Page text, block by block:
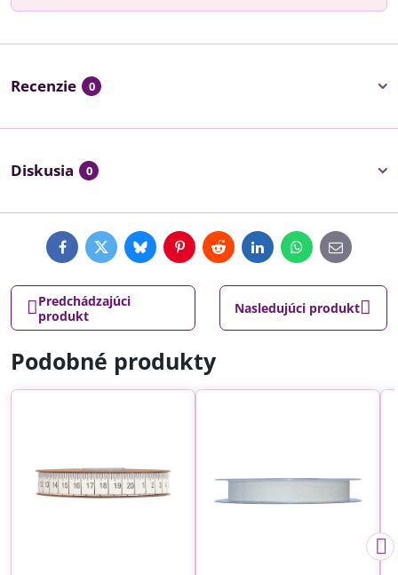
Recenzie 0
Diskusia 0
FacebookTwitterBlueskyPinterestRedditLinkedInWhatsApp
E-
mail
Predchádzajúci
produkt
Nasledujúci produkt
Podobné produkty